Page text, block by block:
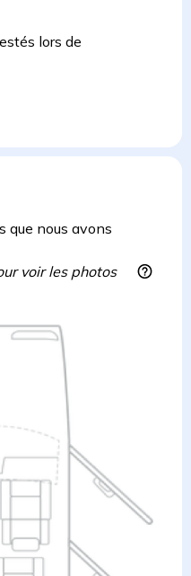
lors de
que nous avons
voir les photos